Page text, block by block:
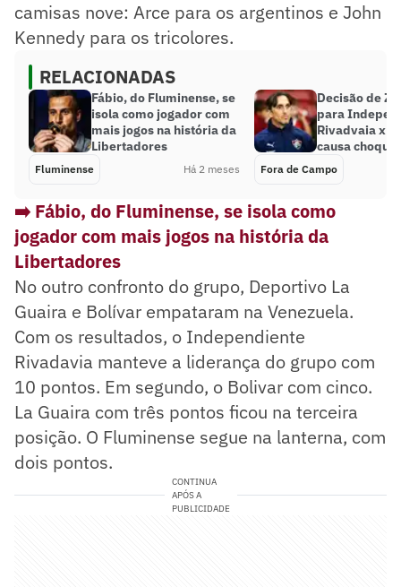
camisas nove: Arce para os argentinos e John
Kennedy para os tricolores.
RELACIONADAS
Fábio, do Fluminense, se
isola como jogador com
mais jogos na história da
Libertadores
Fluminense Há 2 meses
Decisão de
para
Rivadvaia x
causa choque
Fora de Campo
➡️ Fábio, do Fluminense, se isola como
jogador com mais jogos na história da
Libertadores
No outro confronto do grupo, Deportivo La
Guaira e Bolívar empataram na Venezuela.
Com os resultados, o Independiente
Rivadavia manteve a liderança do grupo com
10 pontos. Em segundo, o Bolivar com cinco.
La Guaira com três pontos ficou na terceira
posição. O Fluminense segue na lanterna, com
dois pontos.
CONTINUA
APÓS A
PUBLICIDADE